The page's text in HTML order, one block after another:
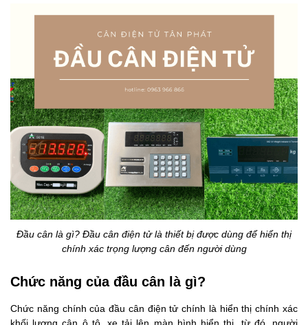
Đầu cân là gì? Đầu cân điện tử là thiết bị được dùng để hiển thị
chính xác trọng lượng cân đến người dùng
Chức năng của đầu cân là gì?
Chức năng chính của đầu cân điện tử chính là hiển thị chính xác